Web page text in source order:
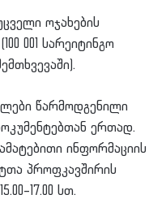
ოჯახების
001 სარეიტინგო
წარმოდგენილი
ერთად.
ინფორმაციის
პროფკავშირის
სთ.